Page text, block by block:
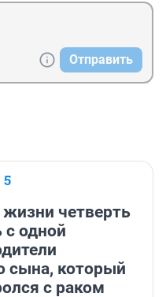
Отправить
четверть
с одной
сына, который
с раком